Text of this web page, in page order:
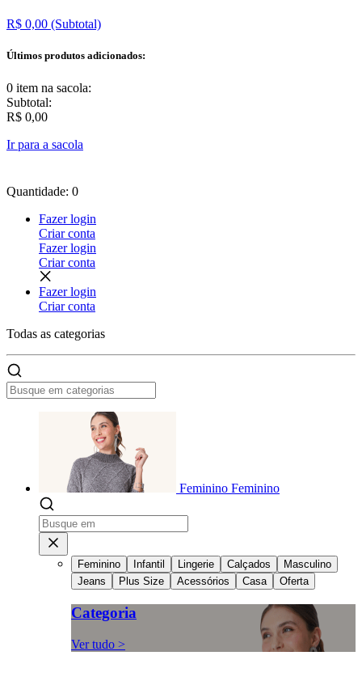
R$ 0,00 (Subtotal)
Últimos produtos adicionados:
0 item na sacola:
Subtotal:
R$ 0,00
Ir para a sacola
Quantidade: 0
Fazer login
Criar conta
Fazer login
Criar conta
Fazer login
Criar conta
Todas as categorias
Feminino Feminino
Feminino Infantil Lingerie Calçados
Masculino
Jeans
Plus Size Acessórios Casa Oferta
Categoria
Ver tudo >